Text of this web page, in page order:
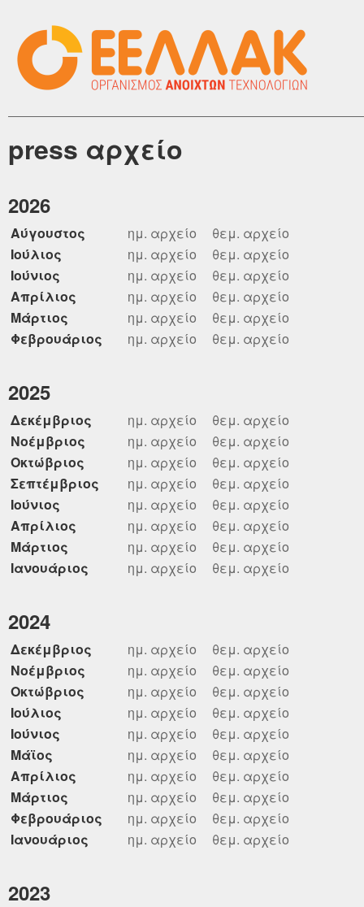
press αρχείο
2026
Αύγουστος ημ. αρχείο
θεμ. αρχείο
Ιούλιος
ημ. αρχείο
θεμ. αρχείο
Ιούνιος
ημ. αρχείο
θεμ. αρχείο
Απρίλιος
ημ. αρχείο
θεμ. αρχείο
Μάρτιος
ημ. αρχείο
θεμ. αρχείο
Φεβρουάριος
ημ. αρχείο θεμ. αρχείο
2025
Δεκέμβριος ημ. αρχείο
θεμ. αρχείο
Νοέμβριος
ημ. αρχείο
θεμ. αρχείο
Οκτώβριος
ημ. αρχείο
θεμ. αρχείο
Σεπτέμβριος
ημ. αρχείο
θεμ. αρχείο
Ιούνιος
ημ. αρχείο
θεμ. αρχείο
Απρίλιος
ημ. αρχείο
θεμ. αρχείο
Μάρτιος
ημ. αρχείο
θεμ. αρχείο
Ιανουάριος
ημ. αρχείο θεμ. αρχείο
2024
Δεκέμβριος ημ. αρχείο
θεμ. αρχείο
Νοέμβριος
ημ. αρχείο
θεμ. αρχείο
Οκτώβριος
ημ. αρχείο
θεμ. αρχείο
Ιούλιος
ημ. αρχείο
θεμ. αρχείο
Ιούνιος
ημ. αρχείο
θεμ. αρχείο
Μάϊος
ημ. αρχείο
θεμ. αρχείο
Απρίλιος
ημ. αρχείο
θεμ. αρχείο
Μάρτιος
ημ. αρχείο
θεμ. αρχείο
Φεβρουάριος
ημ. αρχείο
θεμ. αρχείο
Ιανουάριος
ημ. αρχείο θεμ. αρχείο
2023